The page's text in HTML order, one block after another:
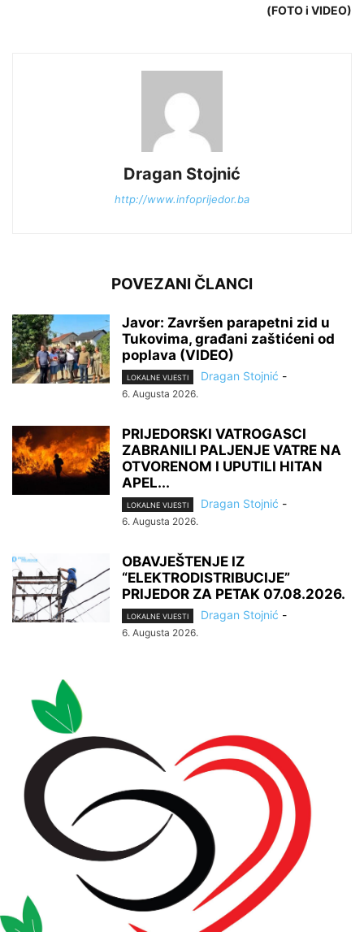
(FOTO i VIDEO)
Dragan Stojnić
http://www.infoprijedor.ba
POVEZANI ČLANCI
Javor: Završen parapetni zid u
Tukovima, građani zaštićeni od
poplava (VIDEO)
LOKALNE VIJESTI Dragan Stojnić -
6. Augusta 2026.
PRIJEDORSKI VATROGASCI
ZABRANILI PALJENJE VATRE NA
OTVORENOM I UPUTILI HITAN
APEL...
LOKALNE VIJESTI Dragan Stojnić -
6. Augusta 2026.
OBAVJEŠTENJE IZ
“ELEKTRODISTRIBUCIJE”
PRIJEDOR ZA PETAK 07.08.2026.
LOKALNE VIJESTI Dragan Stojnić -
6. Augusta 2026.